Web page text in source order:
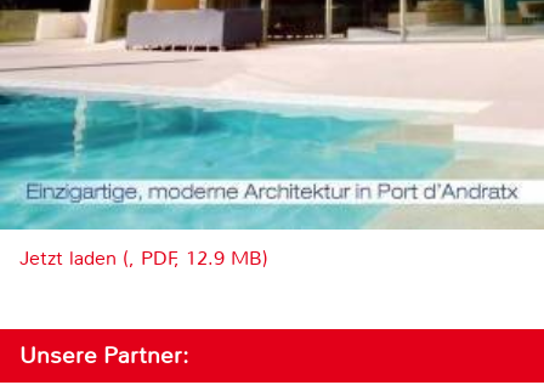
Jetzt laden (, PDF, 12.9 MB)
Unsere Partner: